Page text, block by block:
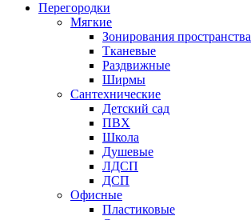
Перегородки
Мягкие
Зонирования пространства
Тканевые
Раздвижные
Ширмы
Сантехнические
Детский сад
ПВХ
Школа
Душевые
ЛДСП
ДСП
Офисные
Пластиковые